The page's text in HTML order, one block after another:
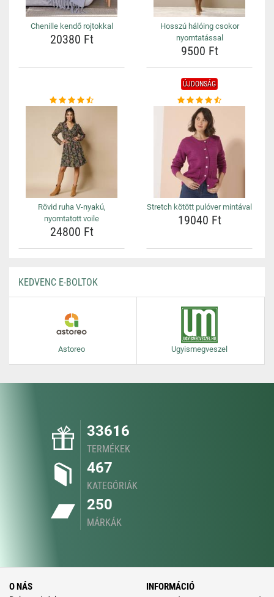
Chenille kendő rojtokkal
20380 Ft
Hosszú hálóing csokor
nyomtatással
9500 Ft
Rövid ruha V-nyakú,
nyomtatott voile
24800 Ft
ÚJDONSÁG
Stretch kötött pulóver mintával
19040 Ft
KEDVENC E-BOLTOK
Astoreo Ugyismegveszel
33616
TERMÉKEK
467
KATEGÓRIÁK
250
MÁRKÁK
O NÁS INFORMÁCIÓ